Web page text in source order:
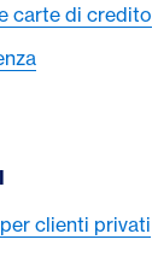
carte di credito
clienti privati